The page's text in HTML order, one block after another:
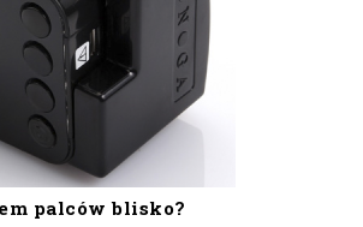
palców blisko?